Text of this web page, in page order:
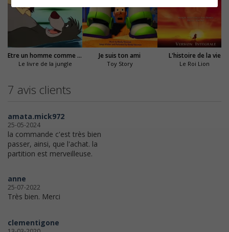
Etre un homme comme vous
Le livre de la jungle
Je suis ton ami
Toy Story
L'histoire de la vie
Le Roi Lion
7 avis clients
amata.mick972
25-05-2024
la commande c'est très bien
passer, ainsi, que l'achat. la
partition est merveilleuse.
anne
25-07-2022
Très bien. Merci
clementigone